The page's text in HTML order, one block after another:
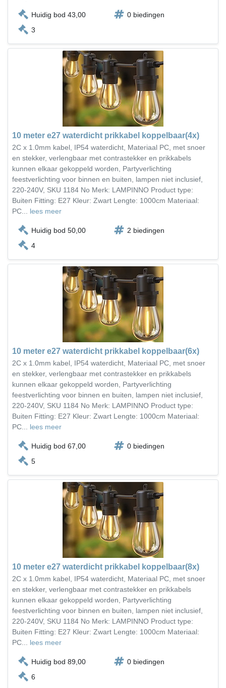
Huidig bod 43,00
0 biedingen
3
10 meter e27 waterdicht prikkabel koppelbaar(4x)
2C x 1.0mm kabel, IP54 waterdicht, Materiaal PC, met snoer
en stekker, verlengbaar met contrastekker en prikkabels
kunnen elkaar gekoppeld worden, Partyverlichting
feestverlichting voor binnen en buiten, lampen niet inclusief,
220-240V, SKU 1184 No Merk: LAMPINNO Product type:
Buiten Fitting: E27 Kleur: Zwart Lengte: 1000cm Materiaal:
PC... lees meer
Huidig bod 50,00
2 biedingen
4
10 meter e27 waterdicht prikkabel koppelbaar(6x)
2C x 1.0mm kabel, IP54 waterdicht, Materiaal PC, met snoer
en stekker, verlengbaar met contrastekker en prikkabels
kunnen elkaar gekoppeld worden, Partyverlichting
feestverlichting voor binnen en buiten, lampen niet inclusief,
220-240V, SKU 1184 No Merk: LAMPINNO Product type:
Buiten Fitting: E27 Kleur: Zwart Lengte: 1000cm Materiaal:
PC... lees meer
Huidig bod 67,00
0 biedingen
5
10 meter e27 waterdicht prikkabel koppelbaar(8x)
2C x 1.0mm kabel, IP54 waterdicht, Materiaal PC, met snoer
en stekker, verlengbaar met contrastekker en prikkabels
kunnen elkaar gekoppeld worden, Partyverlichting
feestverlichting voor binnen en buiten, lampen niet inclusief,
220-240V, SKU 1184 No Merk: LAMPINNO Product type:
Buiten Fitting: E27 Kleur: Zwart Lengte: 1000cm Materiaal:
PC... lees meer
Huidig bod 89,00
0 biedingen
6